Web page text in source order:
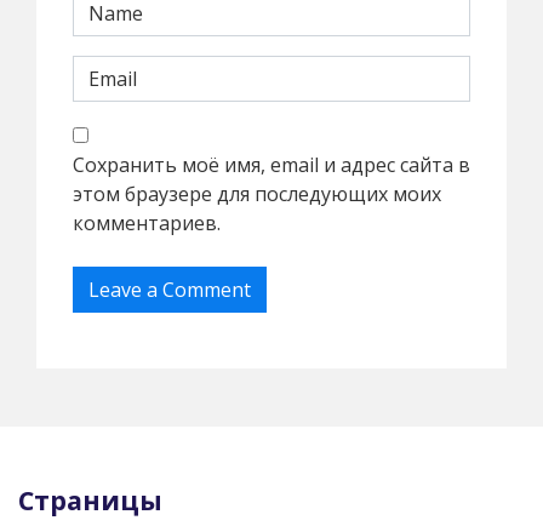
Сохранить моё имя, email и адрес сайта в
этом браузере для последующих моих
комментариев.
Страницы